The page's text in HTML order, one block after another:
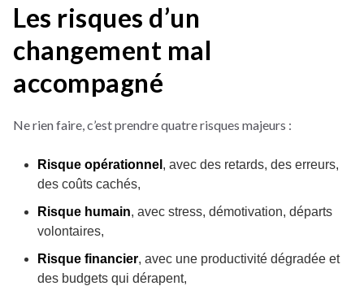
Les risques d’un
changement mal
accompagné
Ne rien faire, c’est prendre quatre risques majeurs :
Risque opérationnel , avec des retards, des erreurs,
des coûts cachés,
Risque humain, avec stress, démotivation, départs
volontaires,
Risque financier, avec une productivité dégradée et
des budgets qui dérapent,